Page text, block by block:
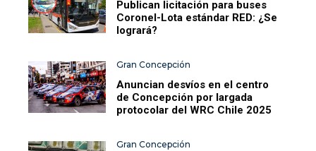
Publican licitación para buses
Coronel-Lota estándar RED: ¿Se
logrará?
Gran Concepción
Anuncian desvíos en el centro
de Concepción por largada
protocolar del WRC Chile 2025
Gran Concepción